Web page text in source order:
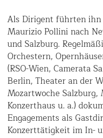
Als Dirigent führten ihn
Maurizio Pollini nach
und Salzburg.
Orchestern,
(RSO-Wien, Camerata
Berlin, Theater an der
Mozartwoche
Konzerthaus u. a.)
Engagements als
Konzerttätigkeit im In-